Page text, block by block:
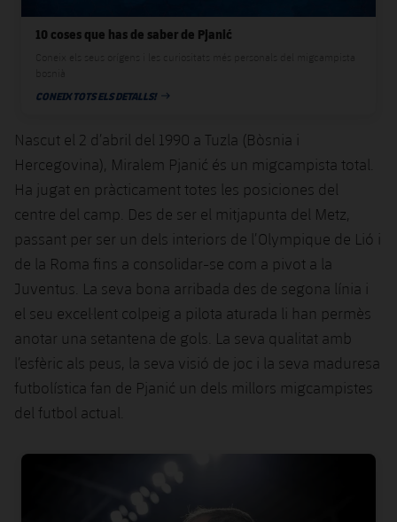
10 coses que has de saber de Pjanić
CONEIX TOTS ELS DETALLS!
DATA DE PUBLICACIÓ
Nascut el 2 d’abril del 1990 a Tuzla (Bòsnia i
Hercegovina), Miralem Pjanić és un migcampista total.
Ha jugat en pràcticament totes les posiciones del
centre del camp. Des de ser el mitjapunta del Metz,
passant per ser un dels interiors de l’Olympique de Lió i
de la Roma fins a consolidar-se com a pivot a la
Juventus. La seva bona arribada des de segona línia i
el seu excel·lent colpeig a pilota aturada li han permès
anotar una setantena de gols. La seva qualitat amb
l’esfèric als peus, la seva visió de joc i la seva maduresa
futbolística fan de Pjanić un dels millors migcampistes
del futbol actual.
FC Barcelona club badge